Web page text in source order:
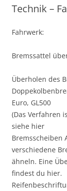
Technik –
Fahrwerk:
Bremssattel
Überholen des
Euro, GL500
(Das Verfahren
siehe hier
Bremsscheiben
verschiedene
ähneln. Eine
findest du hier.